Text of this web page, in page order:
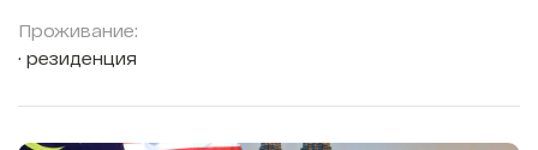
Проживание:
резиденция